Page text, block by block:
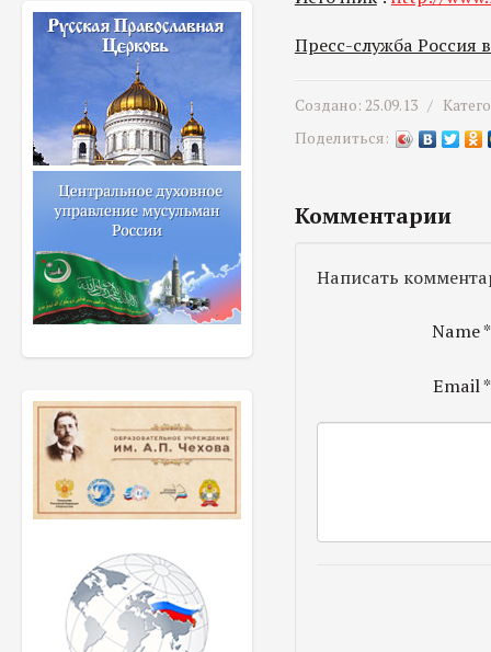
Пресс-служба Россия
Создано: 25.09.13 /
Поделиться:
Комментарии
Написать
Name*
Email*